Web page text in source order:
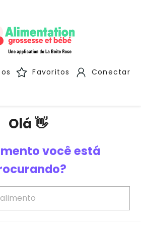
Favoritos Conectar
Olá 👋
você está